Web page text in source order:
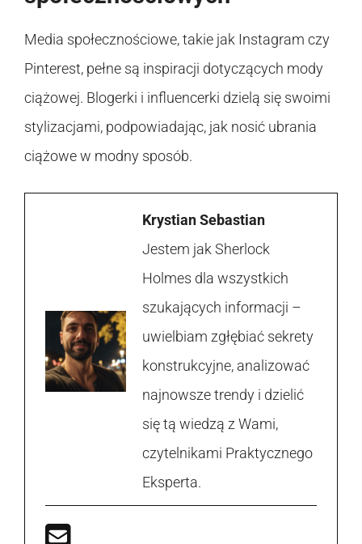
Media społecznościowe, takie jak Instagram czy
Pinterest, pełne są inspiracji dotyczących mody
ciążowej. Blogerki i influencerki dzielą się swoimi
stylizacjami, podpowiadając, jak nosić ubrania
ciążowe w modny sposób.
Krystian Sebastian
Jestem jak Sherlock
Holmes dla wszystkich
szukających informacji –
uwielbiam zgłębiać sekrety
konstrukcyjne, analizować
najnowsze trendy i dzielić
się tą wiedzą z Wami,
czytelnikami Praktycznego
Eksperta.